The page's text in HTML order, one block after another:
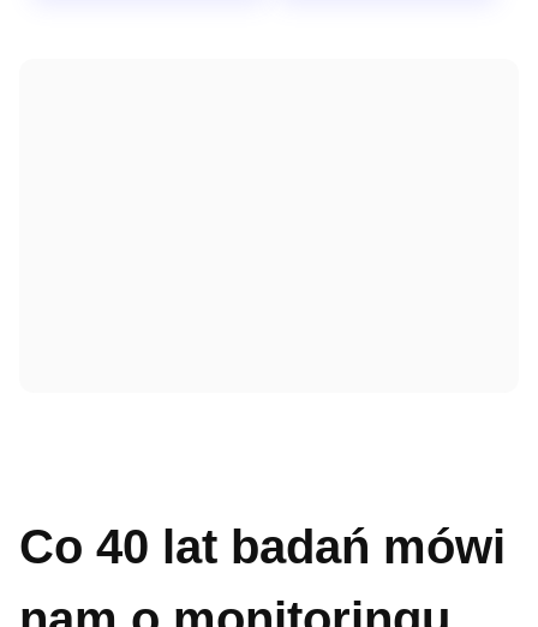
Co 40 lat badań mówi